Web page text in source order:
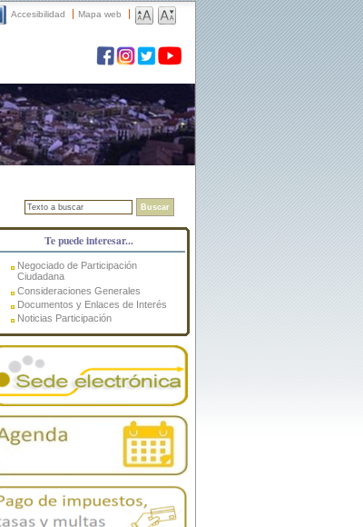
Accesibilidad Mapa web
Buscar
Te puede interesar...
Negociado de Participación
Ciudadana
Consideraciones Generales
Documentos y Enlaces de Interés
Noticias Participación